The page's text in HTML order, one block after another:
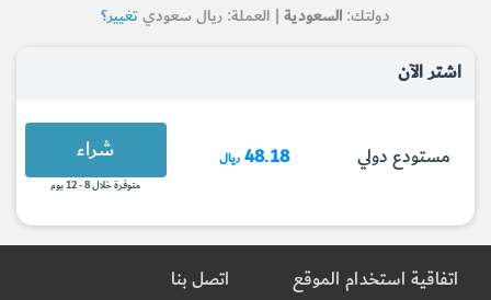
دولتك: السعودية | العملة: ريال سعوديتغيير؟
اشتر الآن
مستودع دولي 48.18 ريال شراء
متوفرة خلال 8 - 12 يوم
اتفاقية استخدام الموقع
اتصل بنا